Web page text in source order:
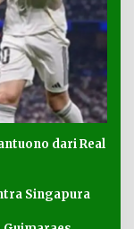
dari Real
Singapura